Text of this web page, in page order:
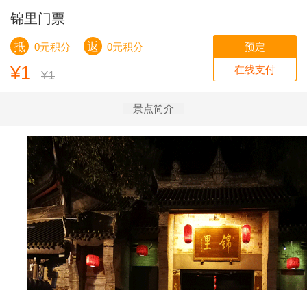
锦里门票
抵 0元积分 返 0元积分
¥1 ¥1
预定
在线支付
景点简介